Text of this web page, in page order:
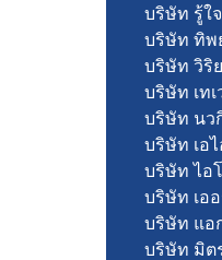
บริษัท รู้ใ
บริษัท ทิพ
บริษัท วิริ
บริษัท เท
บริษัท นว
บริษัท เอ
บริษัท ไอ
บริษัท เอ
บริษัท แอ
บริษัท มิต